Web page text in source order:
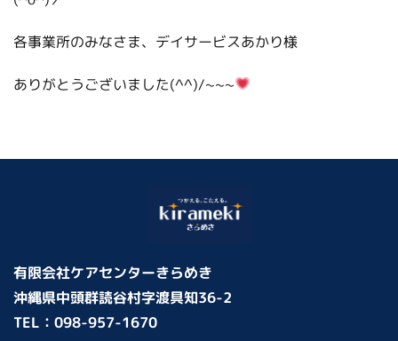
各事業所のみなさま、デイサービスあかり様
ありがとうございました(^^)/~~~
有限会社ケアセンターきらめき
沖縄県中頭群読谷村字渡具知36-2
TEL： 098-957-1670